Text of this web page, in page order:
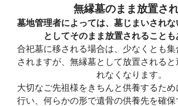
無縁墓のまま放置さ
墓地管理者によっては、墓じまいされ
としてそのまま放置されることも
合祀墓に移される場合は、少なくとも
されますが、無縁墓として放置される
れなくなります。
大切なご先祖様をきちんと供養するた
行い、何らかの形で遺骨の供養先を確